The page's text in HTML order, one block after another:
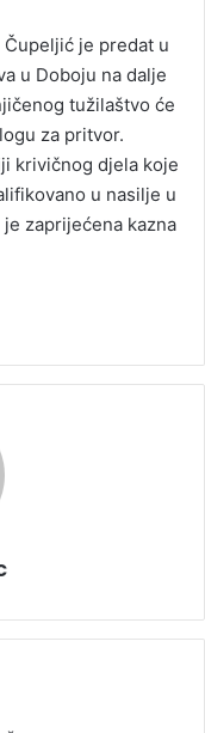
je predat u
u Doboju na dalje
tužilaštvo će
za pritvor.
krivičnog djela koje
u nasilje u
zaprijećena kazna